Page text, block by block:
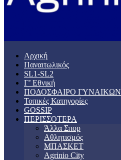
Αρχική
Παναιτωλικός
SL1-SL2
Γ’ Εθνική
ΠΟΔΟΣΦΑΙΡΟ ΓΥΝΑΙΚΩΝ
Τοπικές Κατηγορίες
GOSSIP
ΠΕΡΙΣΣΟΤΕΡΑ
Άλλα Σπορ
Αθλητισμός
ΜΠΑΣΚΕΤ
Agrinio City